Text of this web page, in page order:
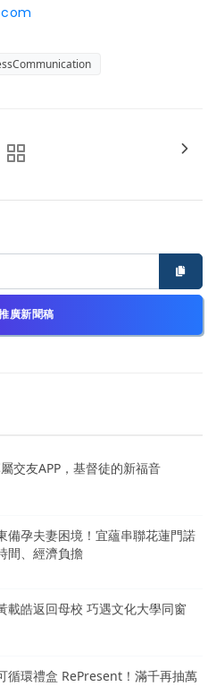
廣新聞稿
交友APP，基督徒的新福音
備孕夫妻困境！宜蘊串聯花蓮門諾
間、經濟負擔
載皓返回母校 巧遇文化大學同窗
循環禮盒 RePresent！滿千再抽萬